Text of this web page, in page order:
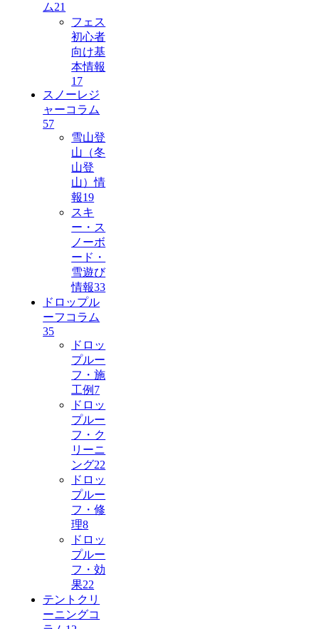
ム21
フェス
初心者
向け基
本情報
17
スノーレジ
ャーコラム
57
雪山登
山（冬
山登
山）情
報19
スキ
ー・ス
ノーボ
ード・
雪遊び
情報33
ドロップル
ーフコラム
35
ドロッ
プルー
フ・施
工例 7
ドロッ
プルー
フ・ク
リーニ
ング22
ドロッ
プルー
フ・修
理8
ドロッ
プルー
フ・効
果22
テントクリ
ーニングコ